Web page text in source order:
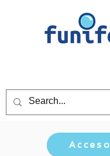
Acceso